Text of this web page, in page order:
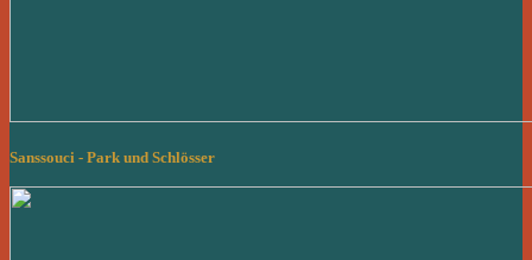
Sanssouci - Park und Schlösser